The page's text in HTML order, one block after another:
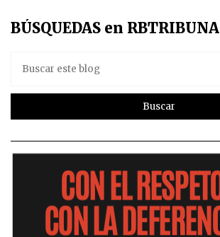
BÚSQUEDAS en RBTRIBUNA